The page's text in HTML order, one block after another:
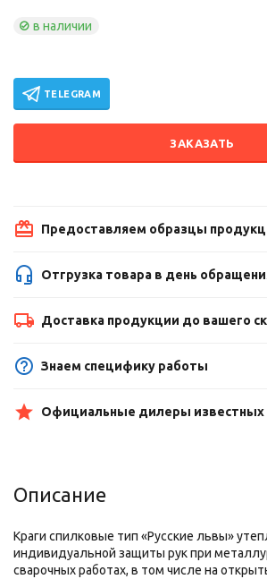
в наличии
TELEGRAM
ЗАКАЗАТЬ
Предоставляем образцы
Отгрузка товара в день
Доставка продукции до вашего
Знаем специфику работы
Официальные дилеры известных
Описание
Краги спилковые тип «Русские львы»
индивидуальной защиты рук при
сварочных работах, в том числе на